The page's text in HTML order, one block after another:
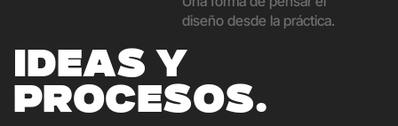
diseño desde la práctica.
IDEAS Y
PROCESOS.